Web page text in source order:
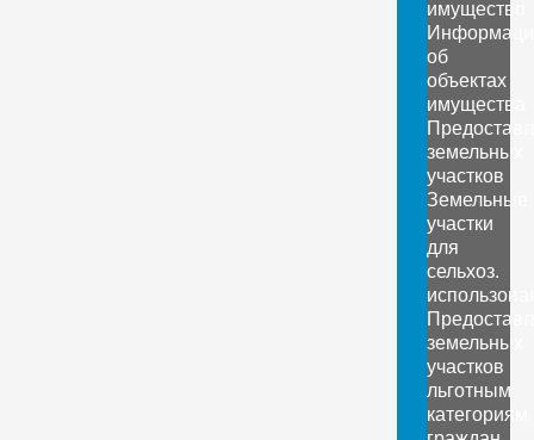
имущество
об
объектах
имущества
земельных
участков
Земельные
участки
для
сельхоз.
земельных
участков
льготным
категориям